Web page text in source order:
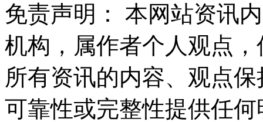
免责声明： 本网站资讯
机构，属作者个人观点
所有资讯的内容、观点
可靠性或完整性提供任